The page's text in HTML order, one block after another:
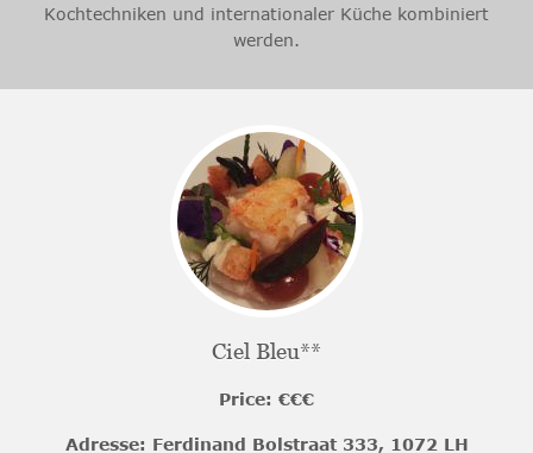
Kochtechniken und internationaler Küche kombiniert
werden.
Ciel Bleu**
Price: €€€
Adresse: Ferdinand Bolstraat 333, 1072 LH